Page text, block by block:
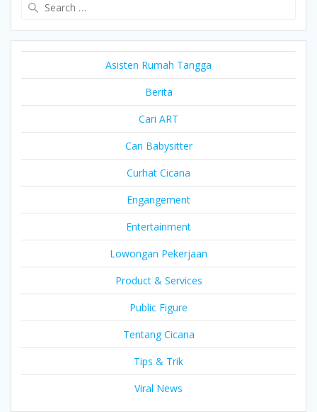
Asisten Rumah Tangga
Berita
Cari ART
Cari Babysitter
Curhat Cicana
Engangement
Entertainment
Lowongan Pekerjaan
Product & Services
Public Figure
Tentang Cicana
Tips & Trik
Viral News